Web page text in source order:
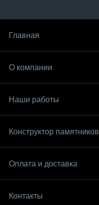
Главная
О компании
Наши работы
Конструктор памятников
Оплата и доставка
Контакты